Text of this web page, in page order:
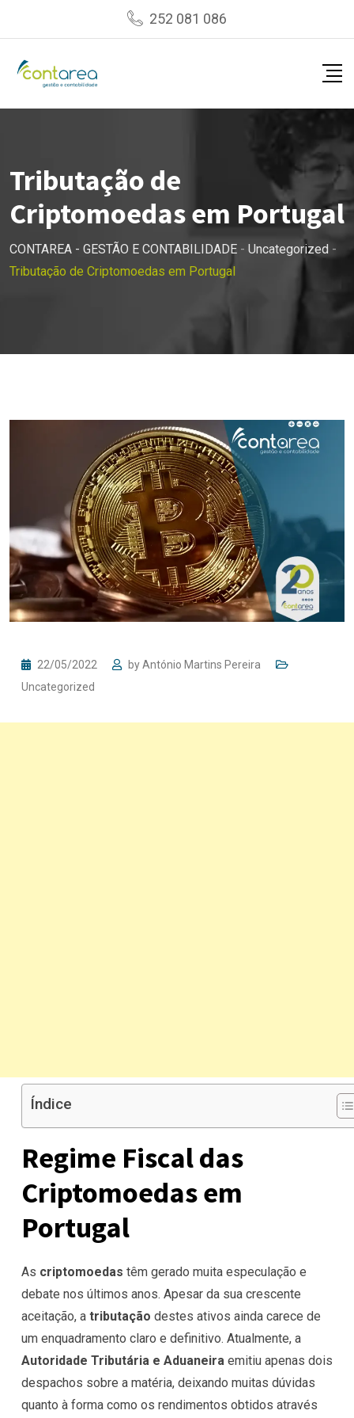
252 081 086
Tributação de
Criptomoedas em Portugal
CONTAREA - GESTÃO E CONTABILIDADE - Uncategorized -
Tributação de Criptomoedas em Portugal
22/05/2022 byAntónio Martins Pereira
Uncategorized
Índice
Regime Fiscal das
Criptomoedas em
Portugal
As criptomoedas têm gerado muita especulação e
debate nos últimos anos. Apesar da sua crescente
aceitação, a tributação destes ativos ainda carece de
um enquadramento claro e definitivo. Atualmente, a
Autoridade Tributária e Aduaneira emitiu apenas dois
despachos sobre a matéria, deixando muitas dúvidas
quanto à forma como os rendimentos obtidos através